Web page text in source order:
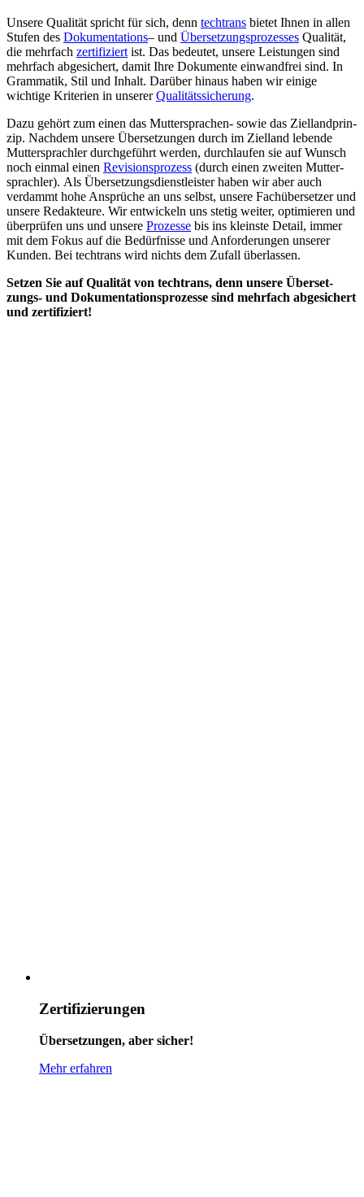
Unsere Qualität spricht für sich, denn techtrans bietet Ihnen in allen
Stufen des Doku­menta­tions– und Über­set­zungs­pro­zesses Qualität,
die mehr­fach zerti­fi­ziert ist. Das bedeutet, unsere Leis­tungen sind
mehr­fach abge­sichert, damit Ihre Doku­mente ein­wand­frei sind. In
Gram­matik, Stil und Inhalt. Darüber hinaus haben wir einige
wichtige Kriterien in unsererQuali­täts­sicherung.
Dazu gehört zum einen das Mutter­sprachen­- sowie das Ziel­land­prin­
zip. Nach­dem unsere Über­set­zungen durch im Ziel­land lebende
Mutter­sprach­ler durch­ge­führt werden, durch­laufen sie auf Wunsch
noch einmal einen Revisions­prozess (durch einen zweiten Mutter­
sprachler). Als Über­set­zungs­dienst­leister haben wir aber auch
verdammt hohe An­sprüche an uns selbst, unsere Fach­über­set­zer und
unsere Redak­teure. Wir ent­wickeln uns stetig weiter, opti­mie­ren und
über­prüfen uns und unsere Pro­zesse bis ins kleinste Detail, immer
mit dem Fokus auf die Bedürf­nisse und Anfor­derun­gen unserer
Kunden. Bei techtrans wird nichts dem Zu­fall über­lassen.
Setzen Sie auf Qualität von techtrans, denn unsere Über­set­
zungs- und Doku­men­ta­tions­pro­zesse sind mehr­fach ab­ge­sichert
und zerti­fi­ziert!
Zertifizierungen
Übersetzungen, aber sicher!
Mehr erfahren